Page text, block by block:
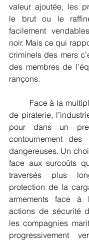
valeur ajoutée, les
le brut ou le
facilement
noir. Mais ce qui
criminels des mers
des membres de
rançons.
de piraterie,
pour dans un
contournement des
dangereuses. Un
face aux surcoûts
traversés plus
protection de la
armements face à
actions de sécurité
les compagnies
progressivement